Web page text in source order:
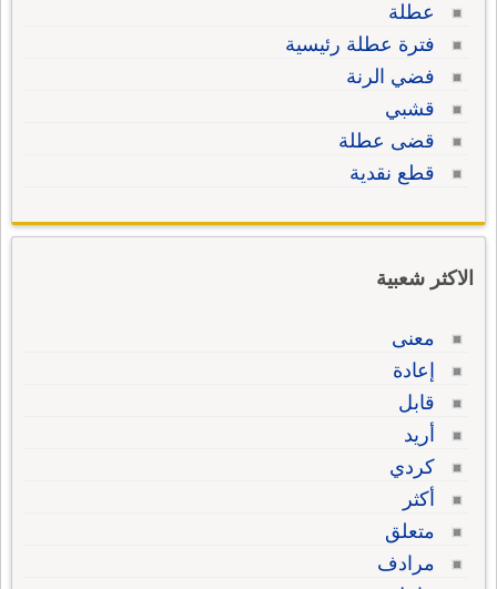
عطلة
فترة عطلة رئيسية
فضي الرنة
قشبي
قضى عطلة
قطع نقدية
الاكثر شعبية
معنى
إعادة
قابل
أريد
كردي
أكثر
متعلق
مرادف